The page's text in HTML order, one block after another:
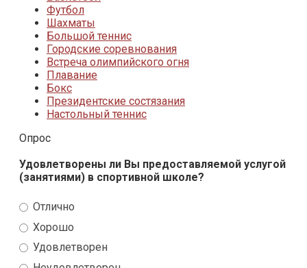
Футбол
Шахматы
Большой теннис
Городские соревнования
Встреча олимпийского огня
Плавание
Бокс
Президентские состязания
Настольный теннис
Опрос
Удовлетворены ли Вы предоставляемой услугой
(занятиями) в спортивной школе?
Отлично
Хорошо
Удовлетворен